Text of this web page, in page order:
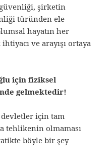
şirketin
türünden ele
hayatın her
ve arayışı ortaya
için fiziksel
gelmektedir!
için tam
tehlikenin olmaması
böyle bir şey